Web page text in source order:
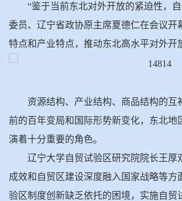
“鉴于当前东北对外开放的紧迫性，
委员、辽宁省政协原主席夏德仁在会议
特点和产业特点，推动东北高水平对外开
资源结构、产业结构、商品结构的
前的百年变局和国际形势新变化，东北
演着十分重要的角色。
辽宁大学自贸试验区研究院院长王
成效和自贸区建设深度融入国家战略等
验区制度创新缺乏依托的困境，实施自